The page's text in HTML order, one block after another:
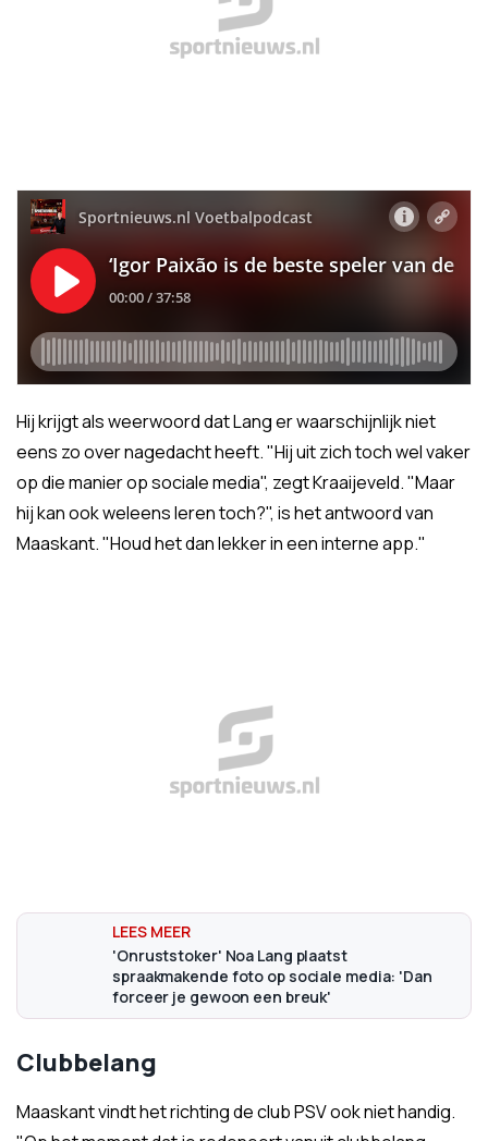
Hij krijgt als weerwoord dat Lang er waarschijnlijk niet
eens zo over nagedacht heeft. "Hij uit zich toch wel vaker
op die manier op sociale media", zegt Kraaijeveld. "Maar
hij kan ook weleens leren toch?", is het antwoord van
Maaskant. "Houd het dan lekker in een interne app."
'Onruststoker' Noa Lang plaatst
spraakmakende foto op sociale media: 'Dan
forceer je gewoon een breuk'
Clubbelang
Maaskant vindt het richting de club PSV ook niet handig.